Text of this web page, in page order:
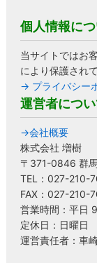
個人情報に
当サイトではお
により保護され
→ プライバシー
運営者につ
→会社概要
株式会社 増樹
〒371-0846 群
TEL：027-210-
FAX：027-210-
営業時間：平日
定休日：日曜日
運営責任者：車